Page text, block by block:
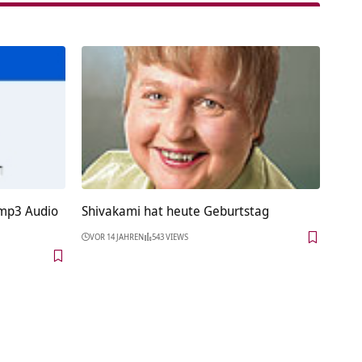
Audio
Shivakami hat heute Geburtstag
VOR 14 JAHREN 543 VIEWS